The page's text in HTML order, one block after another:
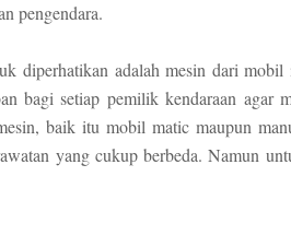
pengendara.
diperhatikan adalah mesin dari mobil
bagi setiap pemilik kendaraan agar
baik itu mobil matic maupun
yang cukup berbeda. Namun